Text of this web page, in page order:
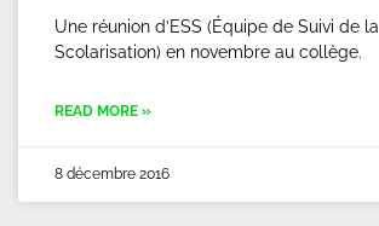
Une réunion d’ESS (Équipe de Suivi de la
Scolarisation) en novembre au collège.
READ MORE »
8 décembre 2016